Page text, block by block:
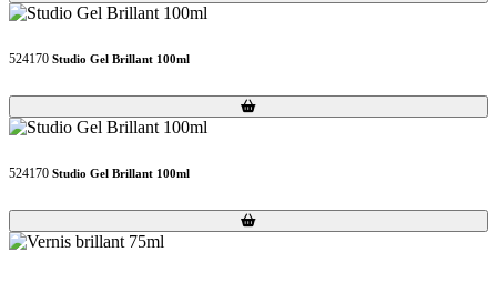
524170 Studio Gel Brillant 100ml
Loading...
Loading...
524170 Studio Gel Brillant 100ml
Loading...
Loading...